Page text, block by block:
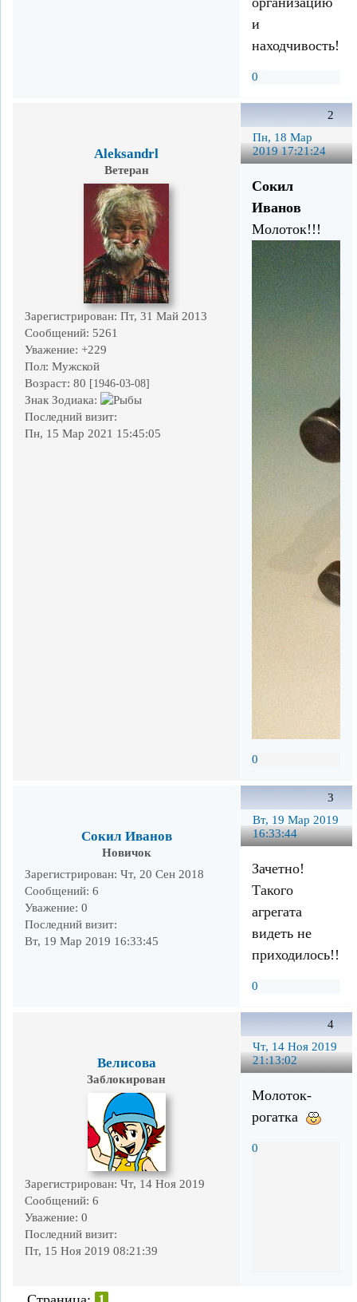
и
находчивость!!!
0
2
Пн, 18 Мар
2019 17:21:24
Aleksandrl
Ветеран
Зарегистрирован: Пт, 31 Май 2013
Сообщений: 5261
Уважение: +229
Пол: Мужской
Возраст: 80 [1946-03-08]
Знак Зодиака:
Последний визит:
Пн, 15 Мар 2021 15:45:05
Сокил
Иванов
Молоток!!!
0
3
Вт, 19 Мар 2019
16:33:44
Сокил Иванов
Новичок
Зарегистрирован: Чт, 20 Сен 2018
Сообщений: 6
Уважение: 0
Последний визит:
Вт, 19 Мар 2019 16:33:45
Зачетно!
Такого
агрегата
видеть не
приходилось!!!
0
4
Чт, 14 Ноя 2019
21:13:02
Велисова
Заблокирован
Зарегистрирован: Чт, 14 Ноя 2019
Сообщений: 6
Уважение: 0
Последний визит:
Пт, 15 Ноя 2019 08:21:39
Молоток-
рогатка
0